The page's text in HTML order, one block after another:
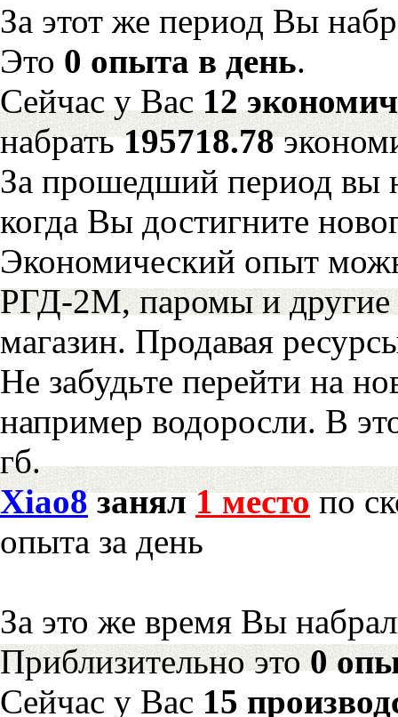
За этот же период Вы
Это 0 опыта в день.
Сейчас у Вас12
набрать195718.78
За прошедший период вы
когда Вы достигните
Экономический опыт
РГД-2М, паромы и другие
магазин. Продавая
Не забудьте перейти на
например водоросли. В
гб.
Xiao8занял1 местопо
опыта за день
За это же время Вы
Приблизительно это0
Сейчас у Вас 15